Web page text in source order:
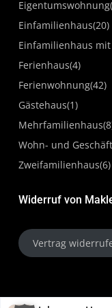
Eigentumswohnung
Einfamilienhaus(20)
Einfamilienhaus
Ferienhaus(4)
Ferienwohnung(42)
Gästehaus(1)
Mehrfamilienhaus
Wohn- und
Zweifamilienhaus(6)
Widerruf von
Vertrag